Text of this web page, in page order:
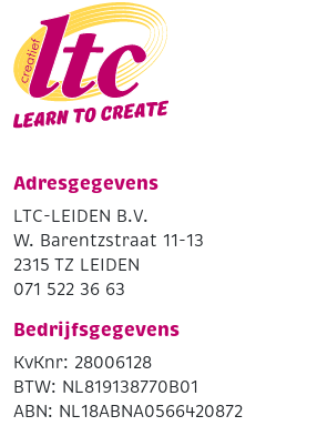
Adresgegevens
LTC-LEIDEN B.V.
W. Barentzstraat 11-13
2315 TZ LEIDEN
071 522 36 63
Bedrijfsgegevens
KvKnr: 28006128
BTW: NL819138770B01
ABN: NL18ABNA0566420872